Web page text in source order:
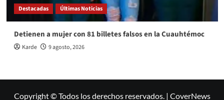
Destacadas Últimas Noticias
Detienen a mujer con 81 billetes falsos en la Cuauhtémoc
Karde 9 agosto, 2026
Copyright © Todos los derechos reservados. | CoverNews